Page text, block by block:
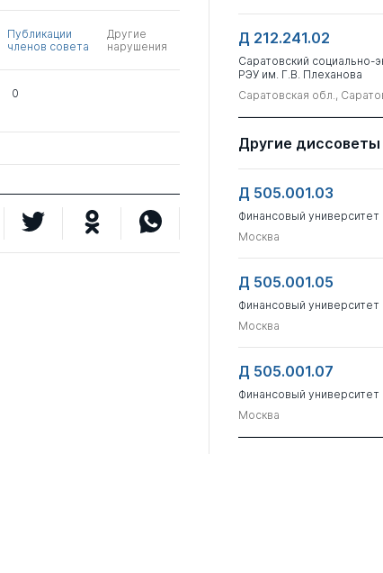
Публикации
членов совета
Другие
нарушения
0
Д 212.241.02
Саратовский социально-
РЭУ им. Г.В. Плеханова
Саратовская обл.,
Другие диссоветы
Д 505.001.03
Финансовый
Москва
Д 505.001.05
Финансовый
Москва
Д 505.001.07
Финансовый
Москва